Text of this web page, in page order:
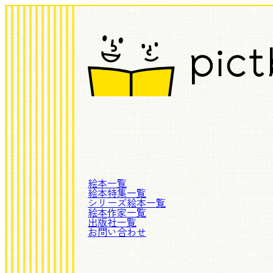
絵本一覧
絵本特集一覧
シリーズ絵本一覧
絵本作家一覧
出版社一覧
お問い合わせ